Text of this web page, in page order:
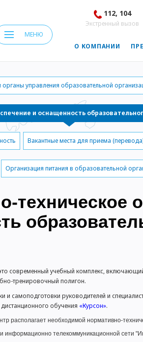
МЕНЮ
112, 104
Экстренный вызов
О КОМПАНИИ
органы управления образовательной
и оснащенность
Вакантные места для приема
Организация питания в образовательной
техническое
современный учебный комплекс,
тренировочный полигон.
и самоподготовки руководителей и
обучения «Курсон».
располагает необходимой нормативно-
телекоммуникационной сети